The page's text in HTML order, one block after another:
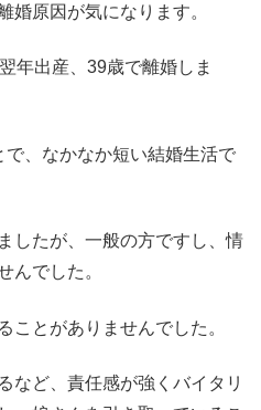
婚原因が気になります。
年出産、39歳で離婚しま
、なかなか短い結婚生活で
したが、一般の方ですし、情
んでした。
ことがありませんでした。
など、責任感が強くバイタリ